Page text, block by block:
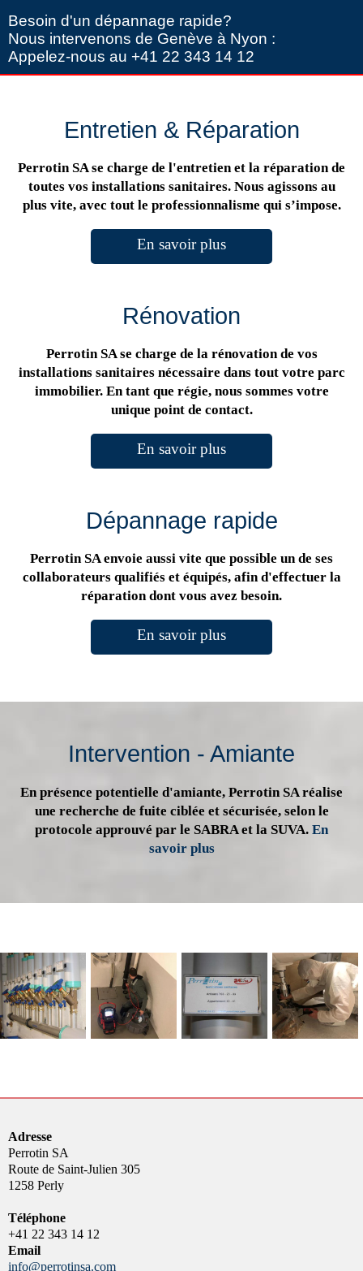
Besoin d'un dépannage rapide?
Nous intervenons de Genève à Nyon :
Appelez-nous au +41 22 343 14 12
Entretien & Réparation
Perrotin SA se charge de l'entretien et la réparation de
toutes vos installations sanitaires. Nous agissons au
plus vite, avec tout le professionnalisme qui s’impose.
En savoir plus
Rénovation
Perrotin SA se charge de la rénovation de vos
installations sanitaires nécessaire dans tout votre parc
immobilier. En tant que régie, nous sommes votre
unique point de contact.
En savoir plus
Dépannage rapide
Perrotin SA envoie aussi vite que possible un de ses
collaborateurs qualifiés et équipés, afin d'effectuer la
réparation dont vous avez besoin.
En savoir plus
Intervention - Amiante
En présence potentielle d'amiante, Perrotin SA réalise
une recherche de fuite ciblée et sécurisée, selon le
protocole approuvé par le SABRA et la SUVA. En
savoir plus
Adresse
Perrotin SA
Route de Saint-Julien 305
1258 Perly
Téléphone
+41 22 343 14 12
Email
info@perrotinsa.com